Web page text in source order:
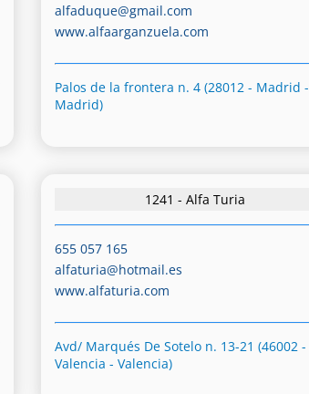
alfaduque@gmail.com
www.alfaarganzuela.com
Palos de la frontera n. 4 (28012 - Madrid -
Madrid)
1241 - Alfa Turia
655 057 165
alfaturia@hotmail.es
www.alfaturia.com
Avd/ Marqués De Sotelo n. 13-21 (46002 -
Valencia - Valencia)